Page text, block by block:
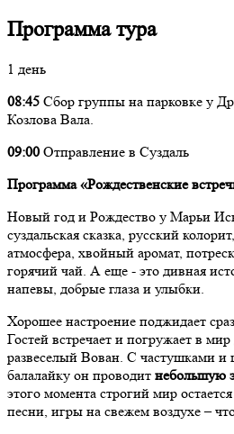
Программа тура
1 день
08:45 Сбор группы на парковке у
Козлова Вала.
09:00 Отправление в Суздаль
Программа «Рождественские
Новый год и Рождество у Марьи
суздальская сказка, русский
атмосфера, хвойный аромат,
горячий чай. А еще - это дивная
напевы, добрые глаза и улыбки.
Хорошее настроение поджидает
Гостей встречает и погружает в
развеселый Вован. С частушками
балалайку он проводит небольшую
этого момента строгий мир
песни, игры на свежем воздухе –